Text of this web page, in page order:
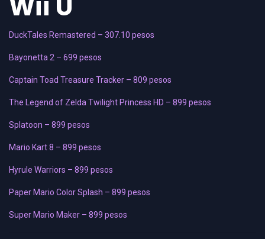
DuckTales Remastered – 307.10 pesos
Bayonetta 2 – 699 pesos
Captain Toad Treasure Tracker – 809 pesos
The Legend of Zelda Twilight Princess HD – 899 pesos
Splatoon – 899 pesos
Mario Kart 8 – 899 pesos
Hyrule Warriors – 899 pesos
Paper Mario Color Splash – 899 pesos
Super Mario Maker – 899 pesos